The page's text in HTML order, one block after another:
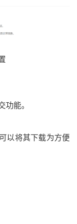
能。
以将其下载为方便